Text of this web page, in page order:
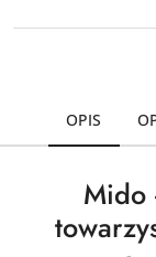
OPIS
Mido